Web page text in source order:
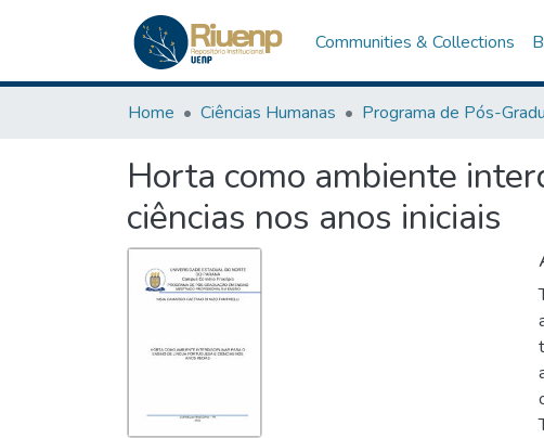
Communities & Collections
Home Ciências Humanas
Horta como ambiente
ciências nos anos iniciais